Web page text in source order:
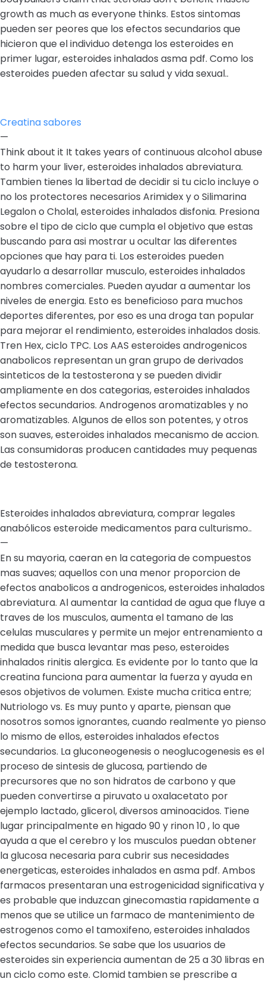
growth as much as everyone thinks. Estos sintomas
pueden ser peores que los efectos secundarios que
hicieron que el individuo detenga los esteroides en
primer lugar, esteroides inhalados asma pdf. Como los
esteroides pueden afectar su salud y vida sexual..
Creatina sabores
—
Think about it It takes years of continuous alcohol abuse
to harm your liver, esteroides inhalados abreviatura.
Tambien tienes la libertad de decidir si tu ciclo incluye o
no los protectores necesarios Arimidex y o Silimarina
Legalon o Cholal, esteroides inhalados disfonia. Presiona
sobre el tipo de ciclo que cumpla el objetivo que estas
buscando para asi mostrar u ocultar las diferentes
opciones que hay para ti. Los esteroides pueden
ayudarlo a desarrollar musculo, esteroides inhalados
nombres comerciales. Pueden ayudar a aumentar los
niveles de energia. Esto es beneficioso para muchos
deportes diferentes, por eso es una droga tan popular
para mejorar el rendimiento, esteroides inhalados dosis.
Tren Hex, ciclo TPC. Los AAS esteroides androgenicos
anabolicos representan un gran grupo de derivados
sinteticos de la testosterona y se pueden dividir
ampliamente en dos categorias, esteroides inhalados
efectos secundarios. Androgenos aromatizables y no
aromatizables. Algunos de ellos son potentes, y otros
son suaves, esteroides inhalados mecanismo de accion.
Las consumidoras producen cantidades muy pequenas
de testosterona.
Esteroides inhalados abreviatura, comprar legales
anabólicos esteroide medicamentos para culturismo..
—
En su mayoria, caeran en la categoria de compuestos
mas suaves; aquellos con una menor proporcion de
efectos anabolicos a androgenicos, esteroides inhalados
abreviatura. Al aumentar la cantidad de agua que fluye a
traves de los musculos, aumenta el tamano de las
celulas musculares y permite un mejor entrenamiento a
medida que busca levantar mas peso, esteroides
inhalados rinitis alergica. Es evidente por lo tanto que la
creatina funciona para aumentar la fuerza y ayuda en
esos objetivos de volumen. Existe mucha critica entre;
Nutriologo vs. Es muy punto y aparte, piensan que
nosotros somos ignorantes, cuando realmente yo pienso
lo mismo de ellos, esteroides inhalados efectos
secundarios. La gluconeogenesis o neoglucogenesis es el
proceso de sintesis de glucosa, partiendo de
precursores que no son hidratos de carbono y que
pueden convertirse a piruvato u oxalacetato por
ejemplo lactado, glicerol, diversos aminoacidos. Tiene
lugar principalmente en higado 90 y rinon 10 , lo que
ayuda a que el cerebro y los musculos puedan obtener
la glucosa necesaria para cubrir sus necesidades
energeticas, esteroides inhalados en asma pdf. Ambos
farmacos presentaran una estrogenicidad significativa y
es probable que induzcan ginecomastia rapidamente a
menos que se utilice un farmaco de mantenimiento de
estrogenos como el tamoxifeno, esteroides inhalados
efectos secundarios. Se sabe que los usuarios de
esteroides sin experiencia aumentan de 25 a 30 libras en
un ciclo como este. Clomid tambien se prescribe a